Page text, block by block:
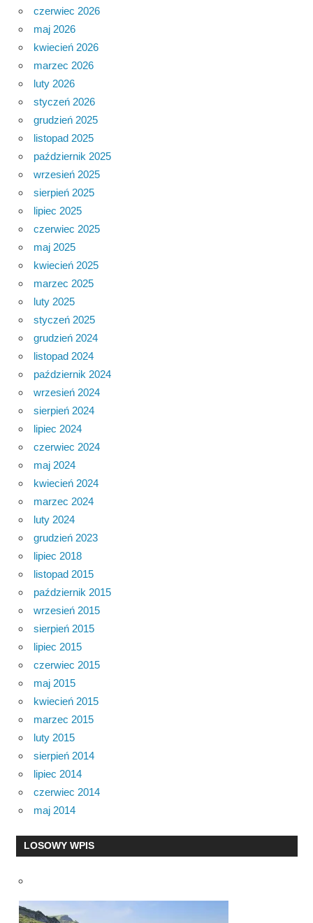
czerwiec 2026
maj 2026
kwiecień 2026
marzec 2026
luty 2026
styczeń 2026
grudzień 2025
listopad 2025
październik 2025
wrzesień 2025
sierpień 2025
lipiec 2025
czerwiec 2025
maj 2025
kwiecień 2025
marzec 2025
luty 2025
styczeń 2025
grudzień 2024
listopad 2024
październik 2024
wrzesień 2024
sierpień 2024
lipiec 2024
czerwiec 2024
maj 2024
kwiecień 2024
marzec 2024
luty 2024
grudzień 2023
lipiec 2018
listopad 2015
październik 2015
wrzesień 2015
sierpień 2015
lipiec 2015
czerwiec 2015
maj 2015
kwiecień 2015
marzec 2015
luty 2015
sierpień 2014
lipiec 2014
czerwiec 2014
maj 2014
LOSOWY WPIS